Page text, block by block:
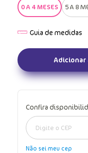
0 A 4 MESES 5 A 8
Adicionar
Confira
Não sei meu cep